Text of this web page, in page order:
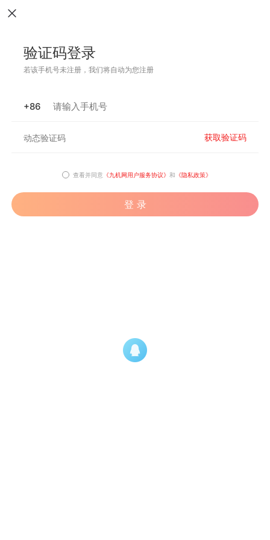
验证码登录
若该手机号未注册，我们将自动为您注册
+86
获取验证码
查看并同意 《九机网用户服务协议》 和 《隐私政策》
登 录